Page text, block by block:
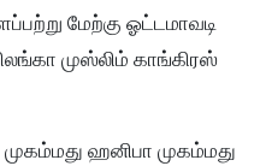
மேற்கு ஓட்டமாவடி
முஸ்லிம் காங்கிரஸ்
ஹனிபா முகம்மது